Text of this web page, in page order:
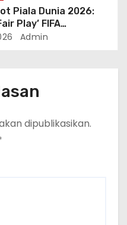
Piala Dunia 2026:
Play’ FIFA
di Amerika
Admin
dipublikasikan.